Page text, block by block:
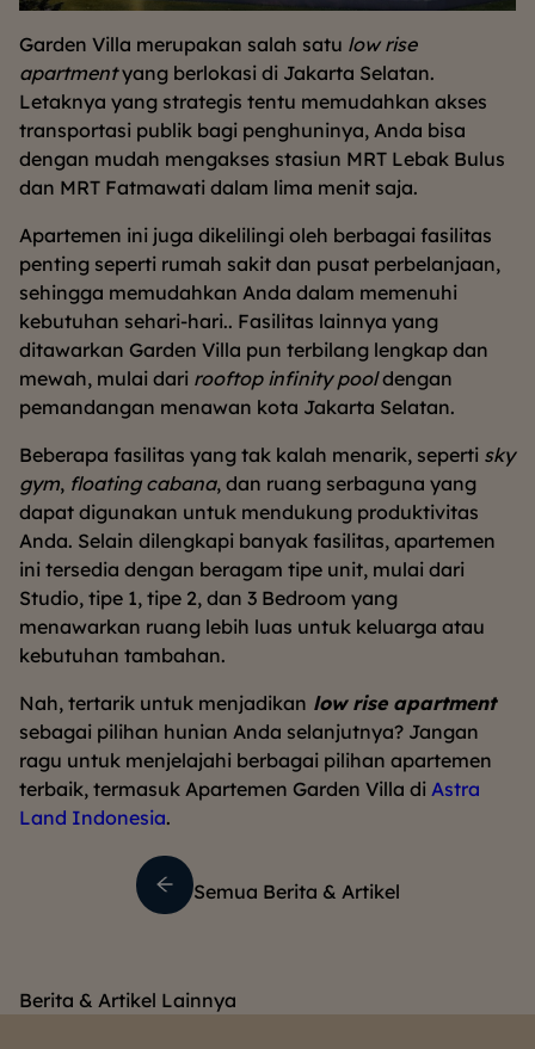
Garden Villa merupakan salah satu low rise
apartmentyang berlokasi di Jakarta Selatan.
Letaknya yang strategis tentu memudahkan akses
transportasi publik bagi penghuninya, Anda bisa
dengan mudah mengakses stasiun MRT Lebak Bulus
dan MRT Fatmawati dalam lima menit saja.
Apartemen ini juga dikelilingi oleh berbagai fasilitas
penting seperti rumah sakit dan pusat perbelanjaan,
sehingga memudahkan Anda dalam memenuhi
kebutuhan sehari-hari.. Fasilitas lainnya yang
ditawarkan Garden Villa pun terbilang lengkap dan
mewah, mulai dari rooftop infinity pooldengan
pemandangan menawan kota Jakarta Selatan.
Beberapa fasilitas yang tak kalah menarik, seperti sky
gym, floating cabana, dan ruang serbaguna yang
dapat digunakan untuk mendukung produktivitas
Anda. Selain dilengkapi banyak fasilitas, apartemen
ini tersedia dengan beragam tipe unit, mulai dari
Studio, tipe 1, tipe 2, dan 3 Bedroom yang
menawarkan ruang lebih luas untuk keluarga atau
kebutuhan tambahan.
Nah, tertarik untuk menjadikan low rise apartment
sebagai pilihan hunian Anda selanjutnya? Jangan
ragu untuk menjelajahi berbagai pilihan apartemen
terbaik, termasuk Apartemen Garden Villa di Astra
Land Indonesia.
Semua Berita & Artikel
Berita & Artikel Lainnya